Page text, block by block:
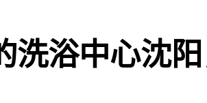
洗浴中心沈